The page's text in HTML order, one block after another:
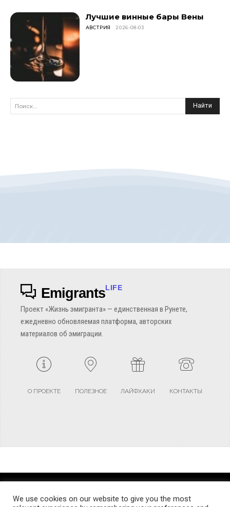
Лучшие винные бары Вены
АВСТРИЯ 2026-08-03
Поиск... Найти
EmigrantsLIFE
Проект «Жизнь эмигранта» — единственная в Рунете,
ежедневно обновляемая платформа, авторских
материалов об эмиграции.
О ПРОЕКТЕ ПОЛЕЗНОЕ ЛАЙФХАКИ КОНТАКТЫ
TERMS AND CONDITIONS PRIVACY POLICY SITEMAP
We use cookies on our website to give you the most